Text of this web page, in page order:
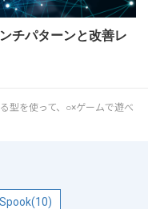
チパターンと改善レ
型を使って、○×ゲームで遊べ
Spook(10)